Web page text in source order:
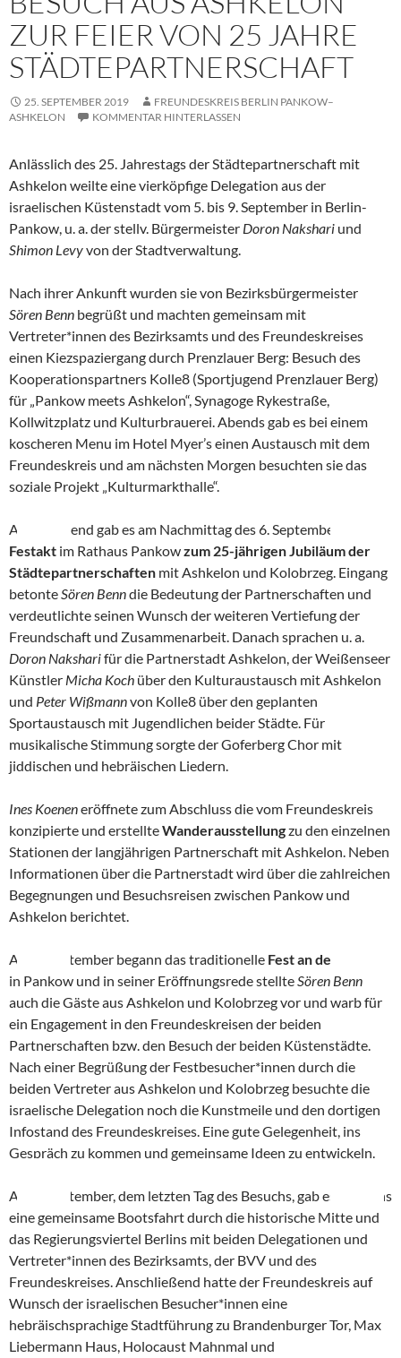
ZUR FEIER VON 25 JAHRE
STÄDTEPARTNERSCHAFT
25. SEPTEMBER 2019
FREUNDESKREIS BERLIN PANKOW–
ASHKELON
KOMMENTAR HINTERLASSEN
Anlässlich des 25. Jahrestags der Städtepartnerschaft mit
Ashkelon weilte eine vierköpfige Delegation aus der
israelischen Küstenstadt vom 5. bis 9. September in Berlin-
Pankow, u. a. der stellv. Bürgermeister Doron Nakshari und
Shimon Levyvon der Stadtverwaltung.
Nach ihrer Ankunft wurden sie von Bezirksbürgermeister
Sören Benn begrüßt und machten gemeinsam mit
Vertreter*innen des Bezirksamts und des Freundeskreises
einen Kiezspaziergang durch Prenzlauer Berg: Besuch des
Kooperationspartners Kolle8 (Sportjugend Prenzlauer Berg)
für „Pankow meets Ashkelon“, Synagoge Rykestraße,
Kollwitzplatz und Kulturbrauerei. Abends gab es bei einem
koscheren Menu im Hotel Myer’s einen Austausch mit dem
Freundeskreis und am nächsten Morgen besuchten sie das
soziale Projekt „Kulturmarkthalle“.
Anschließend gab es am Nachmittag des 6. September den
Festakt im Rathaus Pankowzum 25-jährigen Jubiläum der
Städtepartnerschaften mit Ashkelon und Kolobrzeg. Eingang
betonteSören Benndie Bedeutung der Partnerschaften und
verdeutlichte seinen Wunsch der weiteren Vertiefung der
Freundschaft und Zusammenarbeit. Danach sprachen u. a.
Doron Naksharifür die Partnerstadt Ashkelon, der Weißenseer
Künstler Micha Koch über den Kulturaustausch mit Ashkelon
und Peter Wißmannvon Kolle8 über den geplanten
Sportaustausch mit Jugendlichen beider Städte. Für
musikalische Stimmung sorgte der Goferberg Chor mit
jiddischen und hebräischen Liedern.
Ines Koeneneröffnete zum Abschluss die vom Freundeskreis
konzipierte und erstellteWanderausstellungzu den einzelnen
Stationen der langjährigen Partnerschaft mit Ashkelon. Neben
Informationen über die Partnerstadt wird über die zahlreichen
Begegnungen und Besuchsreisen zwischen Pankow und
Ashkelon berichtet.
???????????????????????
?????????????
???????????????????????
?????????????
???????????????????????
?????????????
Am 7. September begann das traditionelle Fest an der Panke
in Pankow und in seiner Eröffnungsrede stellteSören Benn
auch die Gäste aus Ashkelon und Kolobrzeg vor und warb für
ein Engagement in den Freundeskreisen der beiden
Partnerschaften bzw. den Besuch der beiden Küstenstädte.
Nach einer Begrüßung der Festbesucher*innen durch die
beiden Vertreter aus Ashkelon und Kolobrzeg besuchte die
israelische Delegation noch die Kunstmeile und den dortigen
Infostand des Freundeskreises. Eine gute Gelegenheit, ins
Gespräch zu kommen und gemeinsame Ideen zu entwickeln.
Am 8. September, dem letzten Tag des Besuchs, gab es morgens
eine gemeinsame Bootsfahrt durch die historische Mitte und
das Regierungsviertel Berlins mit beiden Delegationen und
Vertreter*innen des Bezirksamts, der BVV und des
Freundeskreises. Anschließend hatte der Freundeskreis auf
Wunsch der israelischen Besucher*innen eine
hebräischsprachige Stadtführung zu Brandenburger Tor, Max
Liebermann Haus, Holocaust Mahnmal und